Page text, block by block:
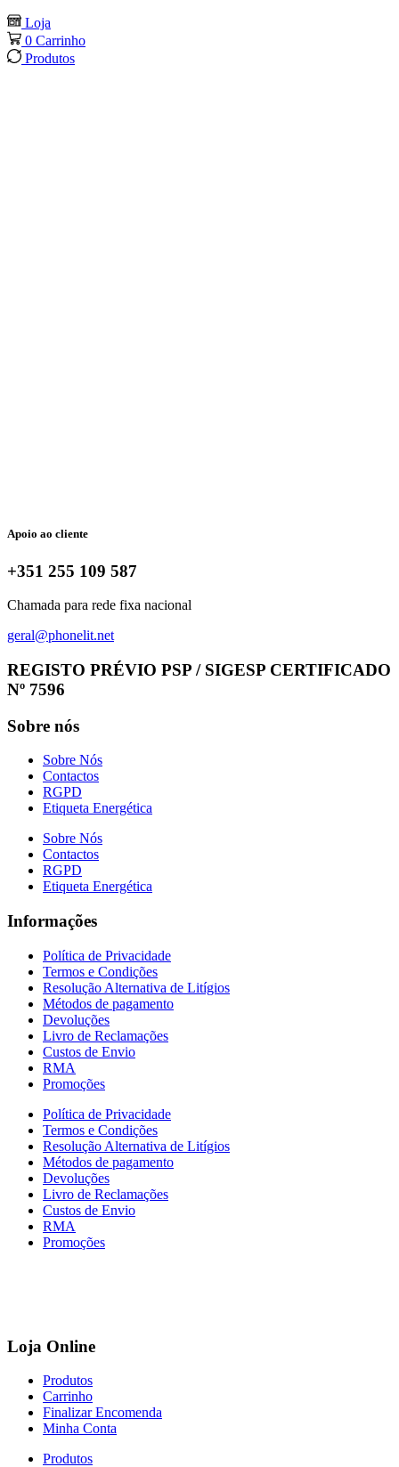
Loja
0 Carrinho
Produtos
Apoio ao cliente
+351 255 109 587
Chamada para rede fixa nacional
geral@phonelit.net
REGISTO PRÉVIO PSP / SIGESP CERTIFICADO
Nº 7596
Sobre nós
Sobre Nós
Contactos
RGPD
Etiqueta Energética
Sobre Nós
Contactos
RGPD
Etiqueta Energética
Informações
Política de Privacidade
Termos e Condições
Resolução Alternativa de Litígios
Métodos de pagamento
Devoluções
Livro de Reclamações
Custos de Envio
RMA
Promoções
Política de Privacidade
Termos e Condições
Resolução Alternativa de Litígios
Métodos de pagamento
Devoluções
Livro de Reclamações
Custos de Envio
RMA
Promoções
Loja Online
Produtos
Carrinho
Finalizar Encomenda
Minha Conta
Produtos